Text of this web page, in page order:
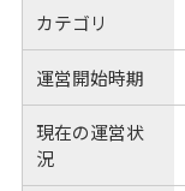
カテゴリ
運営開始時期
現在の運営状
況